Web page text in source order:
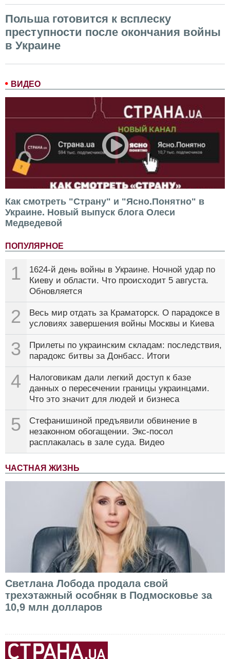
ВИДЕО
Как смотреть "Страну" и "Ясно.Понятно" в
Украине. Новый выпуск блога Олеси
Медведевой
ПОПУЛЯРНОЕ
1
1624-й день войны в Украине. Ночной удар по
Киеву и области. Что происходит 5 августа.
Обновляется
2
Весь мир отдать за Краматорск. О парадоксе в
условиях завершения войны Москвы и Киева
3
Прилеты по украинским складам: последствия,
парадокс битвы за Донбасс. Итоги
4
Налоговикам дали легкий доступ к базе
данных о пересечении границы украинцами.
Что это значит для людей и бизнеса
5
Стефанишиной предъявили обвинение в
незаконном обогащении. Экс-посол
расплакалась в зале суда. Видео
ЧАСТНАЯ ЖИЗНЬ
Светлана Лобода продала свой
трехэтажный особняк в Подмосковье за
10,9 млн долларов
Польша готовится к всплеску
преступности после окончания войны
в Украине